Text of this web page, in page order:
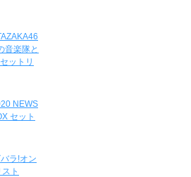
音楽隊と
ットリ
NEWS
セット
ラ!オン
ト